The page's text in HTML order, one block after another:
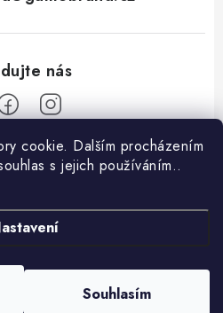
cookie. Dalším procházením
s jejich používáním..
Souhlasím
. Všechna práva vyhrazena.